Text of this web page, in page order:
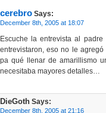
cerebro Says:
December 8th, 2005 at 18:07
Escuche la entrevista al
entrevistaron, eso no le
pa qué llenar de amarillismo
necesitaba mayores detalles…
DieGoth Says:
December 8th, 2005 at 21:16